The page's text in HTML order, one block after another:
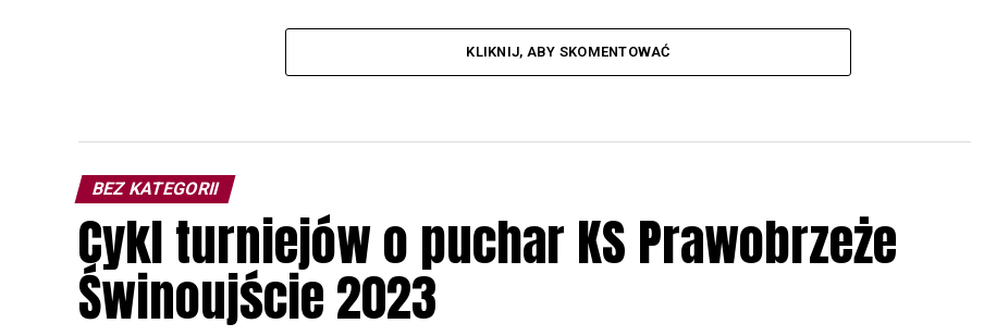
KLIKNIJ, ABY SKOMENTOWAĆ
BEZ KATEGORII
Cykl turniejów o puchar KS Prawobrzeże
Świnoujście 2023